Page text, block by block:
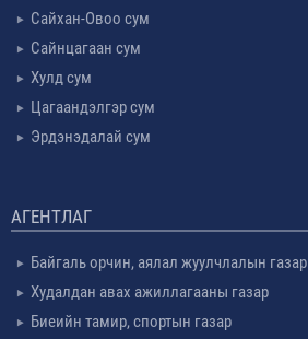
Сайхан-Овоо сум
Сайнцагаан сум
Хулд сум
Цагаандэлгэр сум
Эрдэнэдалай сум
АГЕНТЛАГ
Байгаль орчин, аялал жуулчлалын газар
Худалдан авах ажиллагааны газар
Биеийн тамир, спортын газар